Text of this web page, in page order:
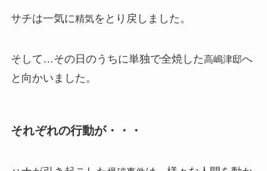
サチは一気に精気をとり戻しました。
そして…その日のうちに単独で全焼した高嶋津邸へ
と向かいました。
それぞれの行動が・・・